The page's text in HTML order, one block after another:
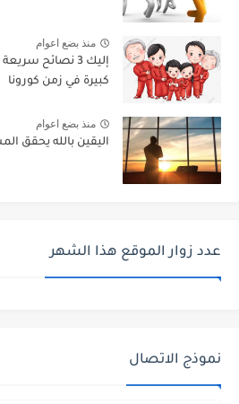
منذ بضع اعوام
إليك 3 نصائح
كبيرة في زمن كورونا
منذ بضع اعوام
اليقين بالله يحقق
عدد زوار الموقع هذا الشهر
نموذج الاتصال